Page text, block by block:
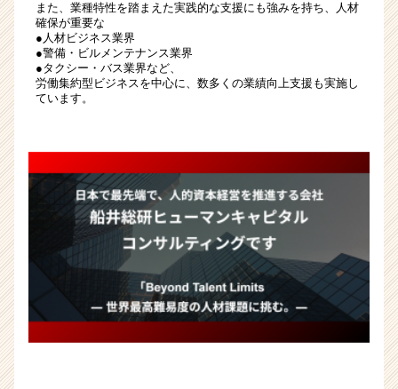
ー
す
る
|
成
長
企
か
ら
ス
また、業種特性を踏まえた実践的な支援にも強みを持ち、人材
確保が重要な
●人材ビジネス業界
●警備・ビルメンテナンス業界
●タクシー・バス業界など、
労働集約型ビジネスを中心に、数多くの業績向上支援も実施し
ています。